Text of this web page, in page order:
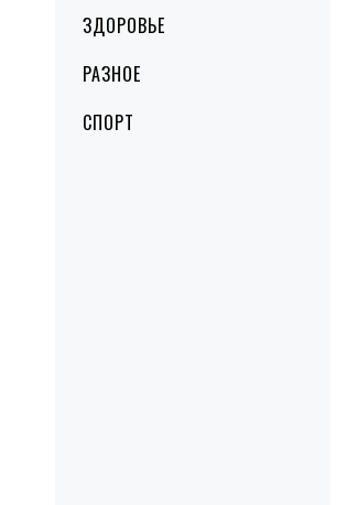
ЗДОРОВЬЕ
РАЗНОЕ
СПОРТ